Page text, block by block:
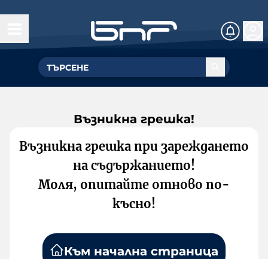
Възникна грешка!
Възникна грешка при зареждането
на съдържанието!
Моля, опитайте отново по-
късно!
Към начална страница